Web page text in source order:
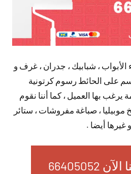
، شبابيك ، جدران ، غرف و
على الحائط رسوم كرتونية
بها العميل ، كما أننا نقوم
موبيليا ، صباغة مفروشات ، ستائر
أيضا .